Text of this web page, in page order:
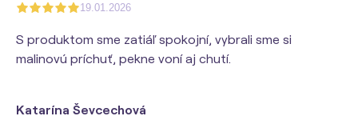
19.01.2026
S produktom sme zatiáľ spokojní, vybrali sme si
malinovú príchuť, pekne voní aj chutí.
Katarína Ševcechová